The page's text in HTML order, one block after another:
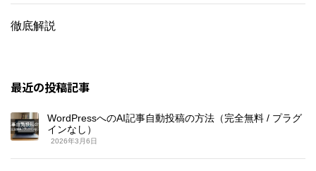
徹底解説
最近の投稿記事
WordPressへのAI記事自動投稿の方法（完全無料 / プラグ
インなし）
2026年3月6日